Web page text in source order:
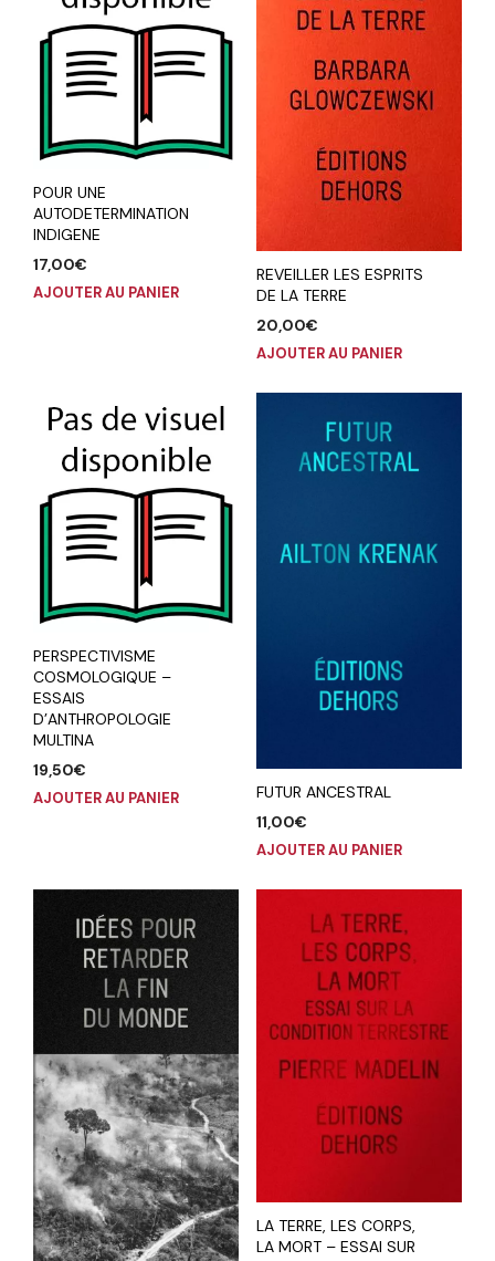
POUR UNE
AUTODETERMINATION
INDIGENE
17,00€
AJOUTER AU PANIER
REVEILLER LES ESPRITS
DE LA TERRE
20,00€
AJOUTER AU PANIER
PERSPECTIVISME
COSMOLOGIQUE –
ESSAIS
D’ANTHROPOLOGIE
MULTINA
19,50€
AJOUTER AU PANIER
FUTUR ANCESTRAL
11,00€
AJOUTER AU PANIER
LA TERRE, LES CORPS,
LA MORT – ESSAI SUR